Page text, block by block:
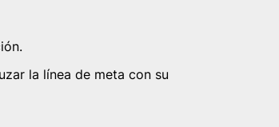
la línea de meta con su